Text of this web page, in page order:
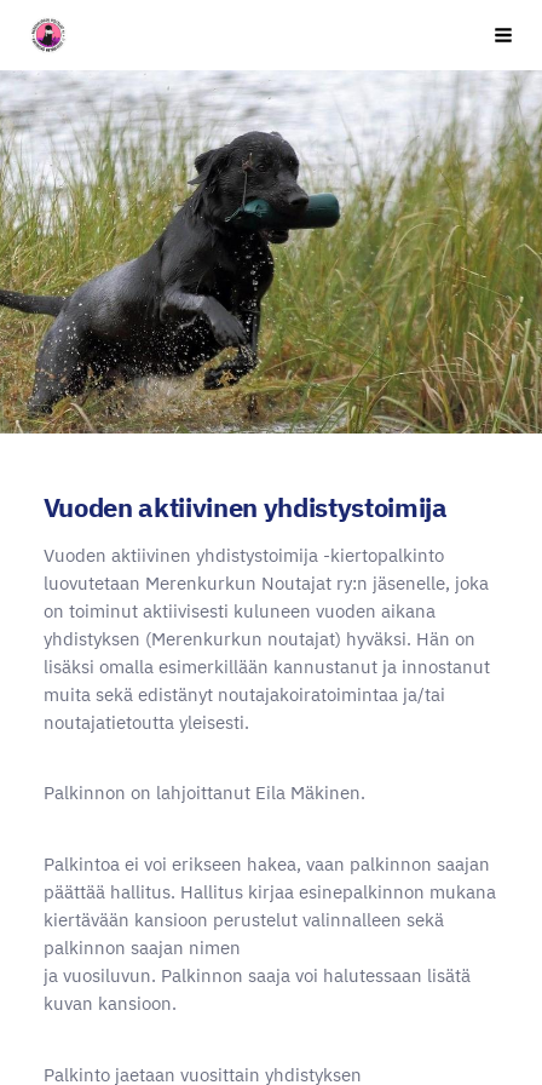
Siirry
sivun
sisältöön
Seuran nimi
Vuoden aktiivinen yhdistystoimija
Vuoden aktiivinen yhdistystoimija -kiertopalkinto
luovutetaan Merenkurkun Noutajat ry:n jäsenelle, joka
on toiminut aktiivisesti kuluneen vuoden aikana
yhdistyksen (Merenkurkun noutajat) hyväksi. Hän on
lisäksi omalla esimerkillään kannustanut ja innostanut
muita sekä edistänyt noutajakoiratoimintaa ja/tai
noutajatietoutta yleisesti.
Palkinnon on lahjoittanut Eila Mäkinen.
Palkintoa ei voi erikseen hakea, vaan palkinnon saajan
päättää hallitus. Hallitus kirjaa esinepalkinnon mukana
kiertävään kansioon perustelut valinnalleen sekä
palkinnon saajan nimen
ja vuosiluvun. Palkinnon saaja voi halutessaan lisätä
kuvan kansioon.
Palkinto jaetaan vuosittain yhdistyksen